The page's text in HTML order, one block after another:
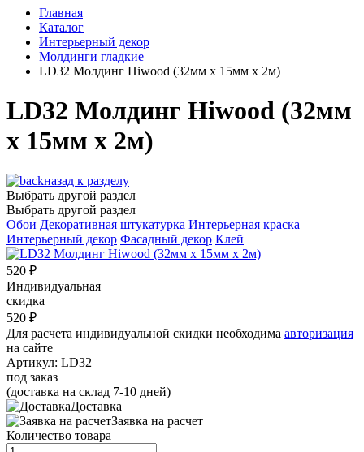
Главная
Каталог
Интерьерный декор
Молдинги гладкие
LD32 Молдинг Hiwood (32мм х 15мм х 2м)
LD32 Молдинг Hiwood (32мм
х 15мм х 2м)
назад к разделу
Выбрать другой раздел
Выбрать другой раздел
Обои Декоративная штукатурка Интерьерная краска
Интерьерный декор Фасадный декор Клей
520 ₽
Индивидуальная
скидка
520 ₽
Для расчета индивидуальной скидки необходима авторизация
на сайте
Артикул: LD32
под заказ
(доставка на склад 7-10 дней)
Доставка
Заявка на расчет
Количество товара